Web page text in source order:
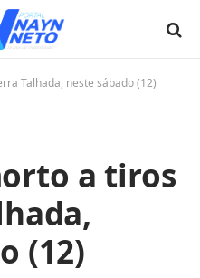
Talhada, neste sábado (12)
a tiros
(12)